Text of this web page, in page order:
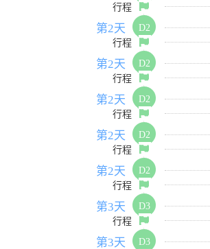
行程
第2天
D2
行程
第2天
D2
行程
第2天
D2
行程
第2天
D2
行程
第2天
D2
行程
第3天
D3
行程
第3天
D3